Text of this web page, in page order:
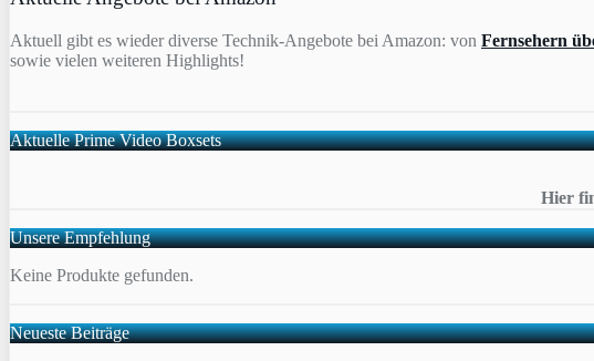
Aktuell gibt es wieder diverse Technik-Angebote bei Amazon: von Fernsehern
sowie vielen weiteren Highlights!
Aktuelle Prime Video Boxsets
Hier
Unsere Empfehlung
Keine Produkte gefunden.
Neueste Beiträge